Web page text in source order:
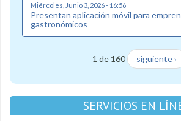
Miércoles, Junio 3, 2026 - 16:56
Presentan aplicación móvil para
gastronómicos
1 de 160 siguiente ›
SERVICIOS EN